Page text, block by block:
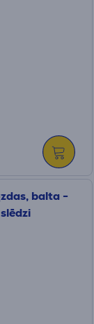
balta -